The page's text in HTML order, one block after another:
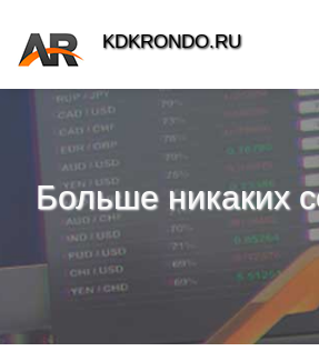
Больше никаких
KDKRONDO.RU